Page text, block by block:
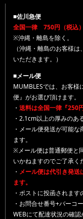
■佐川急便
全国一律 750円（税込）
※沖縄・離島を除く。
（沖縄・離島のお客様
いただきます。）
■メール便
MUMBLESでは、お客様
便』がお選び頂けます。
・ 送料は全国一律『250
・2.1cm以上の厚みのあ
・メール便発送が可能
ます。
※メール便は普通郵便と
いかねますのでご了承く
・ メール便は代引き発送
ます。
・ポストに投函されま
・お問合せ番号+バーコ
WEBにて配達状況の確認